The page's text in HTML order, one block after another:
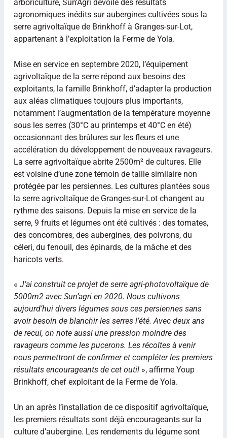
arboriculture, Sun’Agri dévoile des résultats
agronomiques inédits sur aubergines cultivées sous la
serre agrivoltaïque de Brinkhoff à Granges-sur-Lot,
appartenant à l’exploitation la Ferme de Yola.
Mise en service en septembre 2020, l’équipement
agrivoltaïque de la serre répond aux besoins des
exploitants, la famille Brinkhoff, d’adapter la production
aux aléas climatiques toujours plus importants,
notamment l’augmentation de la température moyenne
sous les serres (30°C au printemps et 40°C en été)
occasionnant des brûlures sur les fleurs et une
accélération du développement de nouveaux ravageurs.
La serre agrivoltaïque abrite 2500m² de cultures. Elle
est voisine d’une zone témoin de taille similaire non
protégée par les persiennes. Les cultures plantées sous
la serre agrivoltaïque de Granges-sur-Lot changent au
rythme des saisons. Depuis la mise en service de la
serre, 9 fruits et légumes ont été cultivés : des tomates,
des concombres, des aubergines, des poivrons, du
céleri, du fenouil, des épinards, de la mâche et des
haricots verts.
« J’ai construit ce projet de serre agri-photovoltaïque de
5000m2 avec Sun’agri en 2020. Nous cultivons
aujourd’hui divers légumes sous ces persiennes sans
avoir besoin de blanchir les serres l’été. Avec deux ans
de recul, on note aussi une pression moindre des
ravageurs comme les pucerons. Les récoltes à venir
nous permettront de confirmer et compléter les premiers
résultats encourageants de cet outil», affirme Youp
Brinkhoff, chef exploitant de la Ferme de Yola.
Un an après l’installation de ce dispositif agrivoltaïque,
les premiers résultats sont déjà encourageants sur la
culture d’aubergine. Les rendements du légume sont